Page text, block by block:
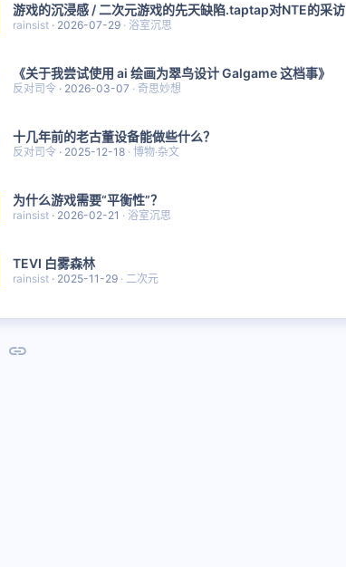
游戏的沉浸感 / 二次元游戏的先天缺陷.taptap对NTE的采访
rainsist 2026-07-29 浴室沉思
《关于我尝试使用 ai 绘画为翠鸟设计 Galgame 这档事》
反对司令 2026-03-07 奇思妙想
十几年前的老古董设备能做些什么？
反对司令 2025-12-18 博物·杂文
为什么游戏需要“平衡性”？
rainsist 2026-02-21 浴室沉思
TEVI 白雾森林
rainsist 2025-11-29 二次元
邮件